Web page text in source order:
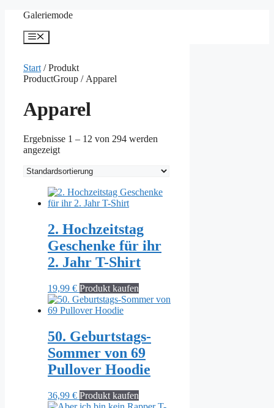
springen
Galeriemode
Menü
Start / Produkt
ProductGroup / Apparel
Apparel
Ergebnisse 1 – 12 von 294 werden
angezeigt
2. Hochzeitstag
Geschenke für ihr
2. Jahr T-Shirt
19,99 € Produkt kaufen
50. Geburtstags-
Sommer von 69
Pullover Hoodie
36,99 € Produkt kaufen